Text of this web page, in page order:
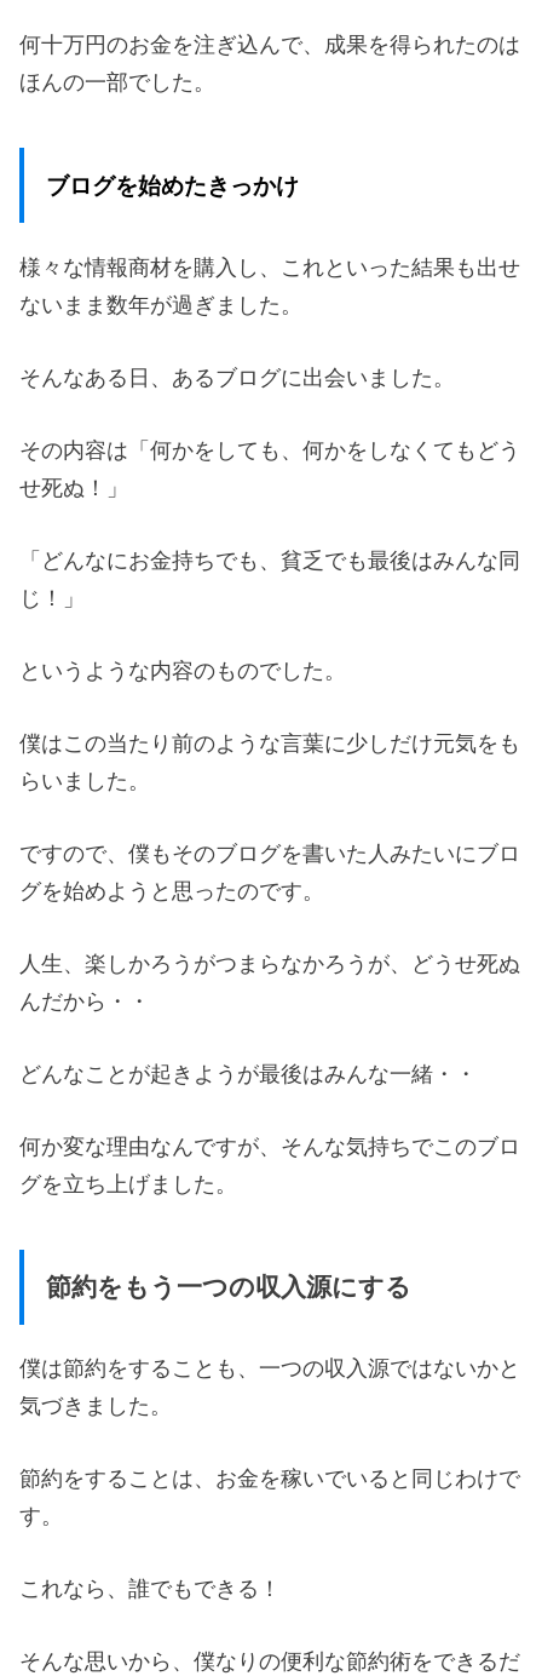
何十万円のお金を注ぎ込んで、成果を得られたのは
ほんの一部でした。
ブログを始めたきっかけ
様々な情報商材を購入し、これといった結果も出せ
ないまま数年が過ぎました。
そんなある日、あるブログに出会いました。
その内容は「何かをしても、何かをしなくてもどう
せ死ぬ！」
「どんなにお金持ちでも、貧乏でも最後はみんな同
じ！」
というような内容のものでした。
僕はこの当たり前のような言葉に少しだけ元気をも
らいました。
ですので、僕もそのブログを書いた人みたいにブロ
グを始めようと思ったのです。
人生、楽しかろうがつまらなかろうが、どうせ死ぬ
んだから・・
どんなことが起きようが最後はみんな一緒・・
何か変な理由なんですが、そんな気持ちでこのブロ
グを立ち上げました。
節約をもう一つの収入源にする
僕は節約をすることも、一つの収入源ではないかと
気づきました。
節約をすることは、お金を稼いでいると同じわけで
す。
これなら、誰でもできる！
そんな思いから、僕なりの便利な節約術をできるだ